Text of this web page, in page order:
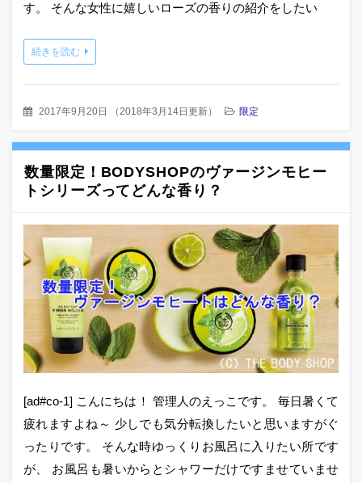
す。 そんな女性に嬉しいローズの香りの紹介をしたい
続きを読む
2017年9月20日 （2018年3月14日更新） 限定
数量限定！BODYSHOPのヴァージンモヒー
トシリーズってどんな香り？
[ad#co-1] こんにちは！ 管理人のえっこです。 毎日暑くて
疲れますよね～ 少しでも気分転換したいと思いますがぐ
ったりです。 そんな時ゆっくりお風呂に入りたい所です
が、 お風呂も暑いからとシャワーだけですませていませ